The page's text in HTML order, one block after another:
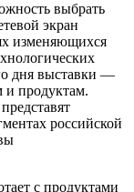
выбрать
экран
изменяющихся
дня выставки —
и продуктам.
российской
с продуктами